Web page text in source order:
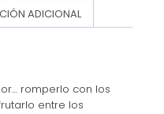
ADICIONAL
romperlo con los
entre los